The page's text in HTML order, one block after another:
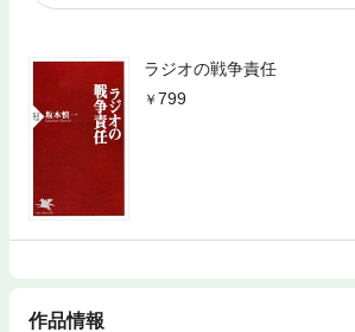
ラジオの戦争責任
799
作品情報